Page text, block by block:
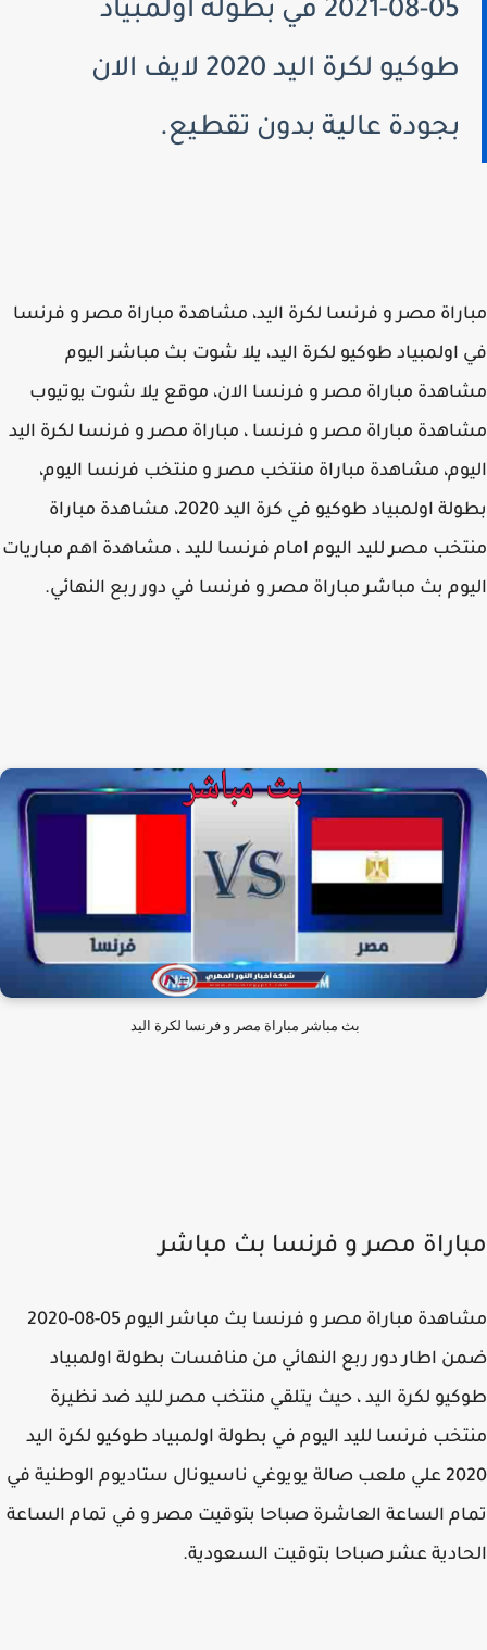
05-08-2021 في بطولة اولمبياد
طوكيو لكرة اليد 2020 لايف الان
بجودة عالية بدون تقطيع.
مصر و فرنسا لكرة اليد، مشاهدة مباراة مصر و فرنسا
طوكيو لكرة اليد، يلا شوت بث مباشر اليوم
مباراة مصر و فرنسا الان، موقع يلا شوت يوتيوب
مباراة مصر و فرنسا ، مباراة مصر و فرنسا لكرة اليد
مشاهدة مباراة منتخب مصر و منتخب فرنسا اليوم،
بطولة اولمبياد طوكيو في كرة اليد 2020، مشاهدة مباراة
مصر لليد اليوم امام فرنسا لليد ، مشاهدة اهم مباريات
بث مباشر مباراة مصر و فرنسا في دور ربع النهائي.
بث مباشر مباراة مصر و فرنسا لكرة اليد
مصر و فرنسا بث مباشر
مشاهدة مباراة مصر و فرنسا بث مباشر اليوم 05-08-2020
اطار دور ربع النهائي من منافسات بطولة اولمبياد
لكرة اليد ، حيث يتلقي منتخب مصر لليد ضد نظيرة
فرنسا لليد اليوم في بطولة اولمبياد طوكيو لكرة اليد
2020 علي ملعب صالة يويوغي ناسيونال ستاديوم الوطنية في
الساعة العاشرة صباحا بتوقيت مصر و في تمام الساعة
عشر صباحا بتوقيت السعودية.